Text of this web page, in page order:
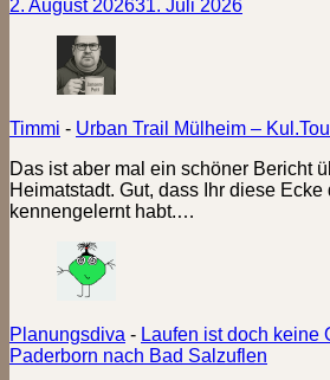
2. August 202631. Juli 2026
Timmi - Urban Trail Mülheim –
Das ist aber mal ein schöner Bericht
Heimatstadt. Gut, dass Ihr diese Ecke
kennengelernt habt.…
Planungsdiva - Laufen ist doch keine
Paderborn nach Bad Salzuflen